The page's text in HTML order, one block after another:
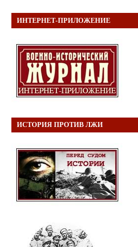
ИНТЕРНЕТ-ПРИЛОЖЕНИЕ
ИСТОРИЯ ПРОТИВ ЛЖИ